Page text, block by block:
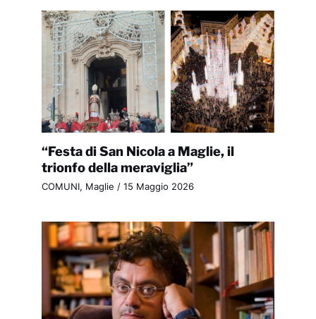
“Festa di San Nicola a Maglie, il
trionfo della meraviglia”
COMUNI, Maglie / 15 Maggio 2026